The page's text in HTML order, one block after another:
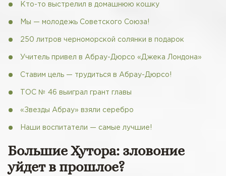
Кто-то выстрелил в домашнюю кошку
Мы — молодежь Советского Союза!
250 литров черноморской солянки в подарок
Учитель привел в Абрау-Дюрсо «Джека Лондона»
Ставим цель — трудиться в Абрау-Дюрсо!
ТОС № 46 выиграл грант главы
«Звезды Абрау» взяли серебро
Наши воспитатели — самые лучшие!
Большие Хутора: зловоние
уйдет в прошлое?